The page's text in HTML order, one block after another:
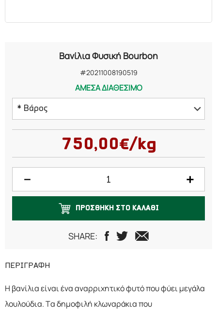
Βανίλια Φυσική Bourbon
#20211008190519
ΑΜΕΣΑ ΔΙΑΘΕΣΙΜΟ
* Βάρος
Επικοινωνήστε μαζί μας πριν προχωρήσετε
σε παραγγελία750,00€/kg
ΠΡΟΣΘΗΚΗ ΣΤΟ ΚΑΛΑΘΙ
SHARE:
ΠΕΡΙΓΡΑΦΗ
Η βανίλια είναι ένα αναρριχητικό φυτό που φύει μεγάλα
λουλούδια. Τα δημοφιλή κλωναράκια που